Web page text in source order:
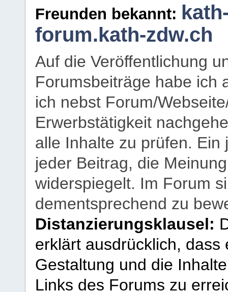
Freunden bekannt:
forum.kath-zdw.ch
Auf die Veröffentlichung
Forumsbeiträge habe ich
ich nebst Forum/
Erwerbstätigkeit
alle Inhalte zu prüfen.
jeder Beitrag, die
widerspiegelt. Im Forum
dementsprechend zu
Distanzierungsklausel:
erklärt ausdrücklich,
Gestaltung und die
Links des Forums zu